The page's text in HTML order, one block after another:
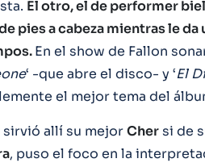
El otro, el de performer
pies a cabeza mientras le
En el show de Fallon
‘ -que abre el disco- y ‘El
el mejor tema del
sirvió allí su mejorChersi de
, puso el foco en la